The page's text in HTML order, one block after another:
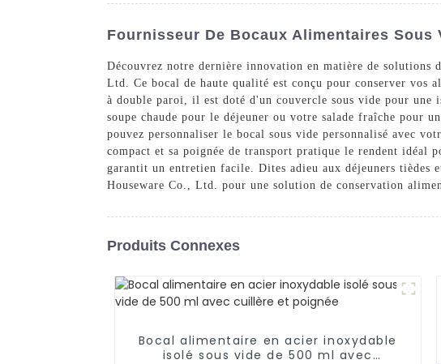
Fournisseur De Bocaux Alimentaires
Découvrez notre dernière innovation en matière de solutions
Ltd. Ce bocal de haute qualité est conçu pour conserver vos
à double paroi, il est doté d'un couvercle sous vide pour une
soupe chaude pour le déjeuner ou votre salade fraîche pour
pouvez personnaliser le bocal sous vide personnalisé avec
compact et sa poignée de transport pratique le rendent idéal
garantit un entretien facile. Dites adieu aux déjeuners tièdes
Houseware Co., Ltd. pour une solution de conservation
Produits Connexes
Bocal alimentaire en acier inoxydable
isolé sous vide de 500 ml avec